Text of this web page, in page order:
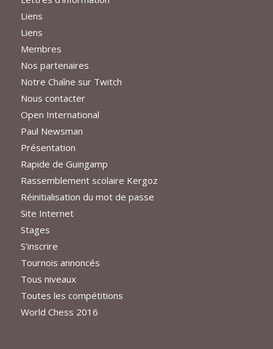
Liens
Liens
Membres
Nos partenaires
Notre Chaîne sur Twitch
Nous contacter
Open International
Paul Newsman
Présentation
Rapide de Guingamp
Rassemblement scolaire Kergoz
Réinitialisation du mot de passe
Site Internet
Stages
S’inscrire
Tournois annoncés
Tous niveaux
Toutes les compétitions
World Chess 2016